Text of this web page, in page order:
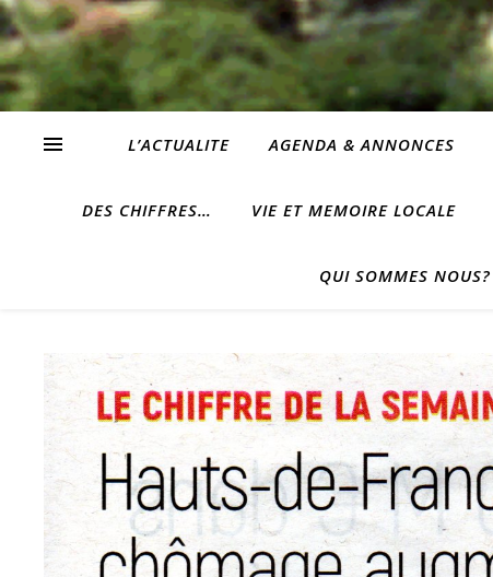
L’ACTUALITE AGENDA & ANNONCES
DES CHIFFRES… VIE ET MEMOIRE LOCALE
QUI SOMMES NOUS?